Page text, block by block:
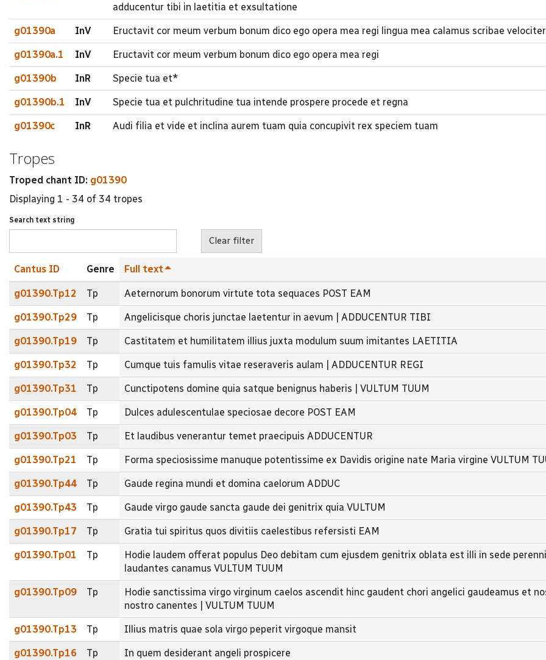
adducentur tibi in laetitia et exsultatione
g01390a InV Eructavit cor meum verbum bonum dico ego opera mea regi lingua mea calamus scribae
g01390a.1 InV Eructavit cor meum verbum bonum dico ego opera mea regi
g01390b InR Specie tua et*
g01390b.1 InV Specie tua et pulchritudine tua intende prospere procede et regna
g01390c InR Audi filia et vide et inclina aurem tuam quia concupivit rex speciem tuam
Tropes
Troped chant ID: g01390
Displaying 1 - 34 of 34 tropes
Search text string
Cantus ID Genre Full text
g01390.Tp12 Tp Aeternorum bonorum virtute tota sequaces POST EAM
g01390.Tp29 Tp Angelicisque choris junctae laetentur in aevum | ADDUCENTUR TIBI
g01390.Tp19 Tp Castitatem et humilitatem illius juxta modulum suum imitantes LAETITIA
g01390.Tp32 Tp Cumque tuis famulis vitae reseraveris aulam | ADDUCENTUR REGI
g01390.Tp31 Tp Cunctipotens domine quia satque benignus haberis | VULTUM TUUM
g01390.Tp04 Tp Dulces adulescentulae speciosae decore POST EAM
g01390.Tp03 Tp Et laudibus venerantur temet praecipuis ADDUCENTUR
g01390.Tp21 Tp Forma speciosissime manuque potentissime ex Davidis origine nate Maria virgine VULTUM
g01390.Tp44 Tp Gaude regina mundi et domina caelorum ADDUC
g01390.Tp43 Tp Gaude virgo gaude sancta gaude dei genitrix quia VULTUM
g01390.Tp17 Tp Gratia tui spiritus quos divitiis caelestibus refersisti EAM
g01390.Tp01 Tp
Hodie laudem offerat populus Deo debitam cum ejusdem genitrix oblata est illi in sede
laudantes canamus VULTUM TUUM
g01390.Tp09 Tp
Hodie sanctissima virgo virginum caelos ascendit hinc gaudent chori angelici gaudeamus et
nostro canentes | VULTUM TUUM
g01390.Tp13 Tp Illius matris quae sola virgo peperit virgoque mansit
g01390.Tp16 Tp In quem desiderant angeli prospicere